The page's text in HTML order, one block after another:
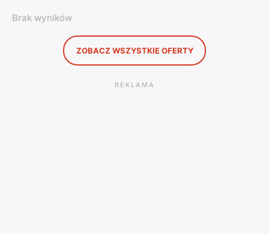
Brak wyników
ZOBACZ WSZYSTKIE OFERTY
REKLAMA